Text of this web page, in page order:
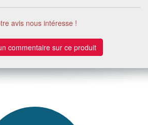
avis nous intéresse !
commentaire sur ce produit